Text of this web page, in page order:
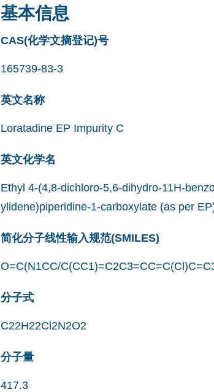
基本信息
CAS(化学文摘登记)号
165739-83-3
英文名称
Loratadine EP Impurity C
英文化学名
Ethyl 4-(4,8-dichloro-5,6-dihydro-11H-
ylidene)piperidine-1-carboxylate (as per
简化分子线性输入规范(SMILES)
O=C(N1CC/
分子式
C22H22Cl2N2O2
分子量
417.3